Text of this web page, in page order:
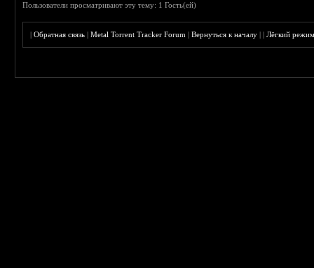
Пользователи просматривают эту тему: 1 Гость(ей)
|Обратная связь |Metal Torrent Tracker Forum |Вернуться к началу ||Лёгкий